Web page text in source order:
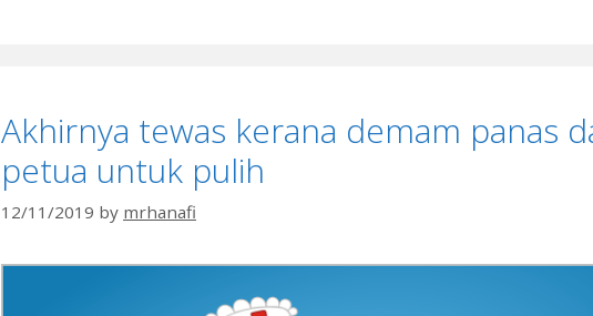
Akhirnya tewas kerana demam panas
petua untuk pulih
12/11/2019 by mrhanafi